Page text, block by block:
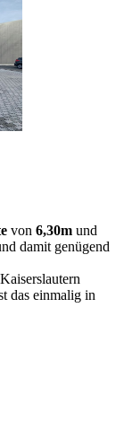
von 6,30m und
damit genügend
das einmalig in